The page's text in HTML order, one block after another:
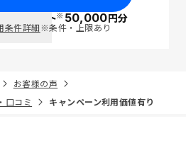
ポイント※50,000円分
条件詳細※条件・上限あり
お客様の声
口コミ
キャンペーン利用価値有り